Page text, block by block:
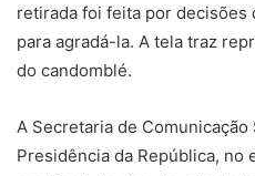
retirada foi feita por decisões
para agradá-la. A tela traz
do candomblé.
A Secretaria de Comunicação
Presidência da República, no